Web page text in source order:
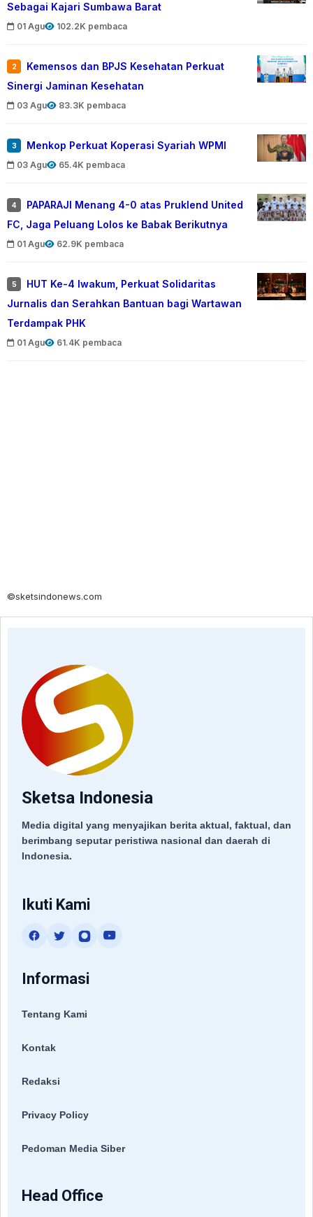
Sebagai Kajari Sumbawa Barat
01 Agu 102.2K pembaca
2
Kemensos dan BPJS Kesehatan Perkuat
Sinergi Jaminan Kesehatan
03 Agu 83.3K pembaca
3 Menkop Perkuat Koperasi Syariah WPMI
03 Agu 65.4K pembaca
4
PAPARAJI Menang 4-0 atas Pruklend United
FC, Jaga Peluang Lolos ke Babak Berikutnya
01 Agu 62.9K pembaca
5
HUT Ke-4 Iwakum, Perkuat Solidaritas
Jurnalis dan Serahkan Bantuan bagi Wartawan
Terdampak PHK
01 Agu 61.4K pembaca
©sketsindonews.com
Sketsa Indonesia
Media digital yang menyajikan berita aktual, faktual, dan
berimbang seputar peristiwa nasional dan daerah di
Indonesia.
Ikuti Kami
Informasi
Tentang Kami
Kontak
Redaksi
Privacy Policy
Pedoman Media Siber
Head Office